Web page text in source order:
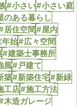
#小さい#小さい庭
のある暮らし
居住空間#屋内
始#広々空間
#建築士事務所
風#戸建て
築#新築住宅#新緑
工店#施工方法
木造ガレージ